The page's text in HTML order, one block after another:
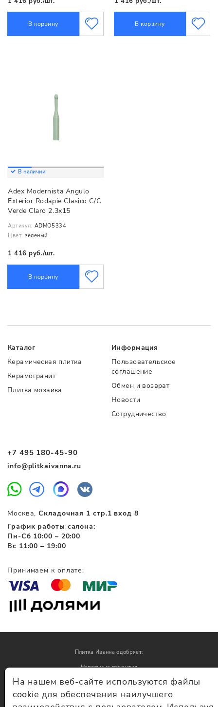
В корзину В корзину
В наличии
Adex Modernista Angulo
Exterior Rodapie Clasico C/C
Verde Claro 2.3x15
Артикул: ADMO5334
Цвет: зеленый
1 416 руб./шт.
В корзину
+7 495 180-45-90
info@plitkaivanna.ru
Москва,Складочная 1 стр.1 вход 8
График работы салона:
Пн-Сб 10:00 – 20:00
Вс 11:00 – 19:00
Каталог
Керамическая плитка
Керамогранит
Плитка мозаика
Информация
Пользовательское
соглашение
Обмен и возврат
Новости
Сотрудничество
Принимаем к оплате:
Плитка Иванна одобряет:
Напольные покрытия
Обои
На нашем веб-сайте используются файлы
cookie для обеспечения наилучшего